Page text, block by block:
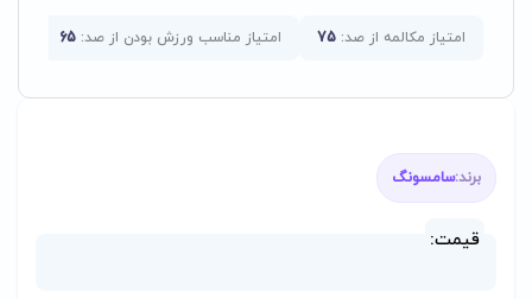
امتیاز مکالمه از صد: 75 امتیاز مناسب ورزش بودن از صد: 65
برند:سامسونگ
قیمت: